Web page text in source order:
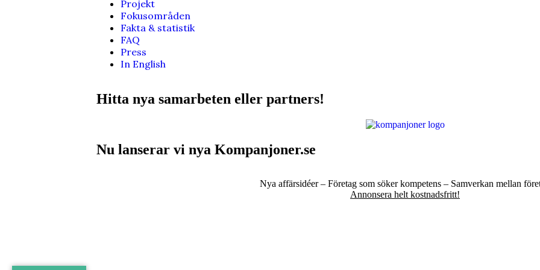
Projekt
Fokusområden
Fakta & statistik
FAQ
Press
In English
Hitta nya samarbeten eller partners!
Nu lanserar vi nya Kompanjoner.se
Nya affärsidéer – Företag som söker kompetens – Samverkan mellan
Annonsera helt kostnadsfritt!